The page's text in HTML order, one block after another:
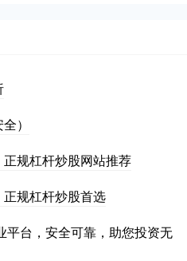
）
规杠杆炒股网站推荐
规杠杆炒股首选
平台，安全可靠，助您投资无